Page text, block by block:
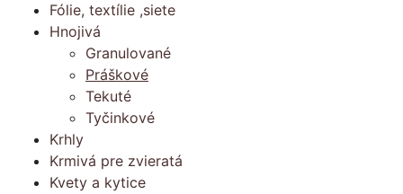
Fólie, textílie ,siete
Hnojivá
Granulované
Práškové
Tekuté
Tyčinkové
Krhly
Krmivá pre zvieratá
Kvety a kytice